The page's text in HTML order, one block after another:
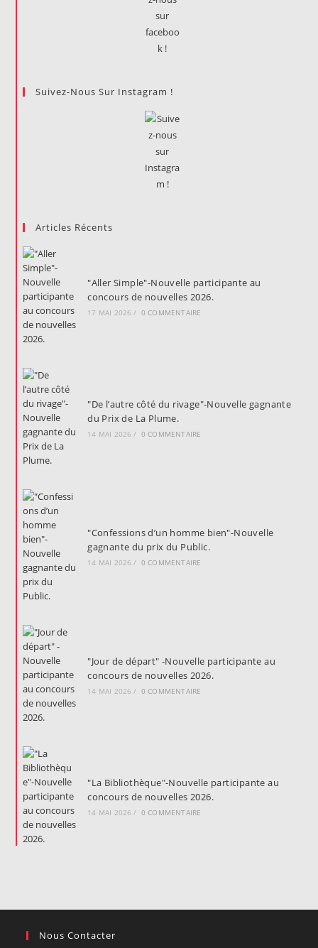
Suivez-Nous Sur Instagram !
Articles Récents
"Aller Simple"-Nouvelle participante au
concours de nouvelles 2026.
17 MAI 2026 / 0 COMMENTAIRE
"De l’autre côté du rivage"-Nouvelle gagnante
du Prix de La Plume.
14 MAI 2026 / 0 COMMENTAIRE
"Confessions d’un homme bien"-Nouvelle
gagnante du prix du Public.
14 MAI 2026 / 0 COMMENTAIRE
"Jour de départ" -Nouvelle participante au
concours de nouvelles 2026.
14 MAI 2026 / 0 COMMENTAIRE
"La Bibliothèque"-Nouvelle participante au
concours de nouvelles 2026.
14 MAI 2026 / 0 COMMENTAIRE
Nous Contacter